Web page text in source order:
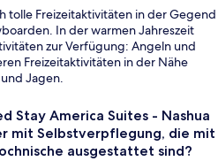
tolle Freizeitaktivitäten in der Gegend
In der warmen Jahreszeit
zur Verfügung: Angeln und
Freizeitaktivitäten in der Nähe
Jagen.
Stay America Suites - Nashua
mit Selbstverpflegung, die mit
ausgestattet sind?